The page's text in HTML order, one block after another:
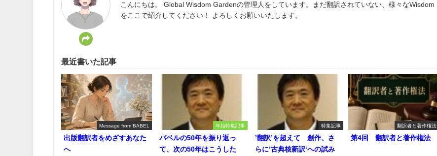
こんにちは。 Global Wisdom Gardenの管理人をしています。まだ翻訳されていない、様々なWisdom
をここで紹介してください！ よろしくお願いいたします。
最近書いた記事
Message from BABEL
出版翻訳者をめざすあなた
へ
年始特集記事
バベルの50年を振り返っ
て、次の50年はこうした
特集記事
’翻訳’を超えて 創作、さ
らに’古典核新訳‘への試み
翻訳者と著作権法
第4回 翻訳者と著作権法